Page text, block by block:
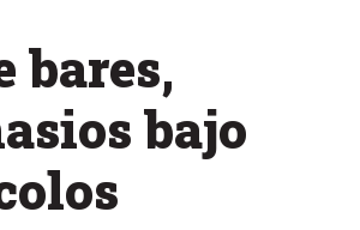
bares,
bajo